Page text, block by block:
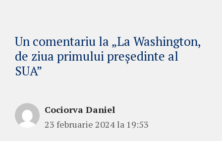
Un comentariu la „La Washington,
de ziua primului președinte al
SUA”
Cociorva Daniel
23 februarie 2024 la 19:53